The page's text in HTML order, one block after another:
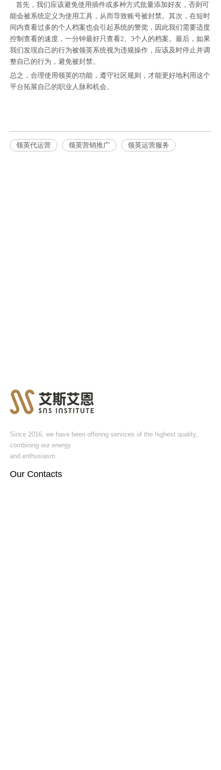
首先，我们应该避免使用插件或多种方式批量添加好友，否则可
能会被系统定义为使用工具，从而导致账号被封禁。其次，在短时
间内查看过多的个人档案也会引起系统的警觉，因此我们需要适度
控制查看的速度，一分钟最好只查看2、3个人的档案。最后，如果
我们发现自己的行为被领英系统视为违规操作，应该及时停止并调
整自己的行为，避免被封禁。
总之，合理使用领英的功能，遵守社区规则，才能更好地利用这个
平台拓展自己的职业人脉和机会。
领英代运营 领英营销推广 领英运营服务
Since 2016, we have been offering services of the highest quality,
combining our energy
and enthusiasm.
Our Contacts​​​​​​​